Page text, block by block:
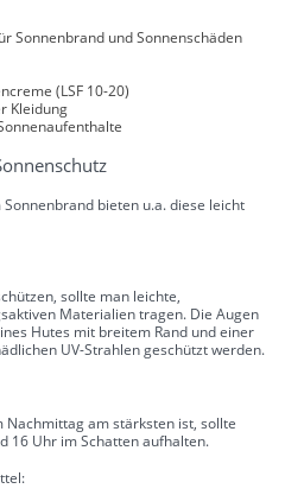
Sonnenbrand und Sonnenschäden
(LSF 10-20)
Kleidung
bieten u.a. diese leicht
sollte man leichte,
Materialien tragen. Die Augen
Hutes mit breitem Rand und einer
UV-Strahlen geschützt werden.
Nachmittag am stärksten ist, sollte
16 Uhr im Schatten aufhalten.